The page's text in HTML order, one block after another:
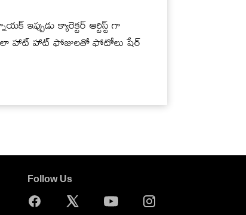
ఇప్పుడు క్యారెక్టర్ ఆర్టిస్ట్ గా
హాట్ హాట్ ఫోజులతో ఫోటోలు షేర్
Follow Us